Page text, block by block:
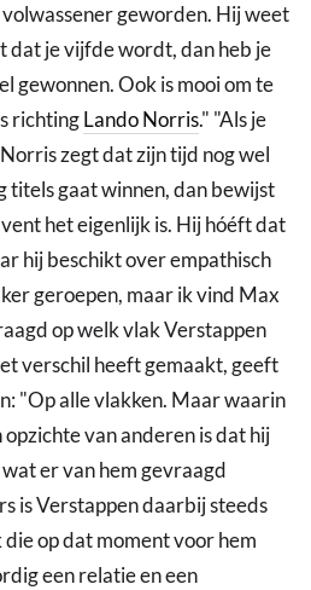
geworden. Hij weet
dat je vijfde wordt, dan heb je
gewonnen. Ook is mooi om te
richtingLando Norris." "Als je
zegt dat zijn tijd nog wel
titels gaat winnen, dan bewijst
het eigenlijk is. Hij hóéft dat
hij beschikt over empathisch
geroepen, maar ik vind Max
op welk vlak Verstappen
verschil heeft gemaakt, geeft
"Op alle vlakken. Maar waarin
van anderen is dat hij
er van hem gevraagd
is Verstappen daarbij steeds
op dat moment voor hem
een relatie en een